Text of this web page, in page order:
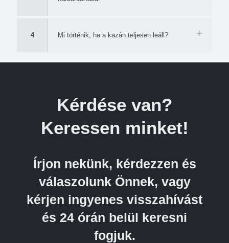
4 Mi történik, ha a kazán teljesen leáll?
Kérdése van?
Keressen minket!
Írjon nekünk, kérdezzen és
válaszolunk Önnek, vagy
kérjen ingyenes visszahívást
és 24 órán belül keresni
fogjuk.